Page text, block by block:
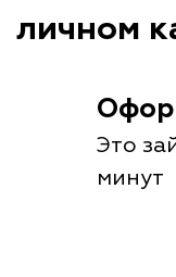
личном
Это
минут